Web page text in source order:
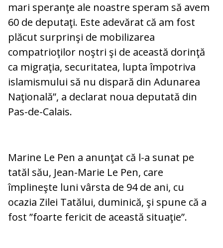
mari speranţe ale noastre speram să avem
60 de deputaţi. Este adevărat că am fost
plăcut surprinşi de mobilizarea
compatrioţilor noştri şi de această dorinţă
ca migraţia, securitatea, lupta împotriva
islamismului să nu dispară din Adunarea
Naţională”, a declarat noua deputată din
Pas-de-Calais.
Marine Le Pen a anunţat că l-a sunat pe
tatăl său, Jean-Marie Le Pen, care
împlineşte luni vârsta de 94 de ani, cu
ocazia Zilei Tatălui, duminică, şi spune că a
fost ”foarte fericit de această situaţie”.